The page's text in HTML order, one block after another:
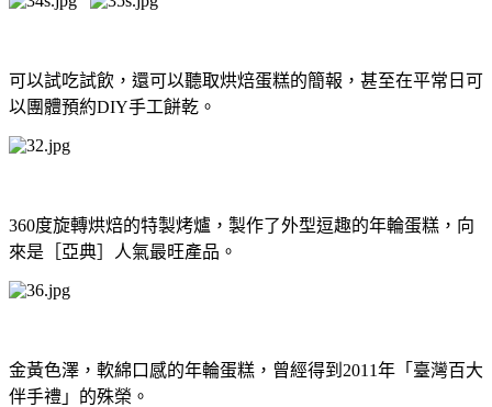
可以試吃試飲，還可以聽取烘焙蛋糕的簡報，甚至在平常日可
以團體預約DIY手工餅乾。
360度旋轉烘焙的特製烤爐，製作了外型逗趣的年輪蛋糕，向
來是［亞典］人氣最旺產品。
金黃色澤，軟綿口感的年輪蛋糕，曾經得到2011年「臺灣百大
伴手禮」的殊榮。